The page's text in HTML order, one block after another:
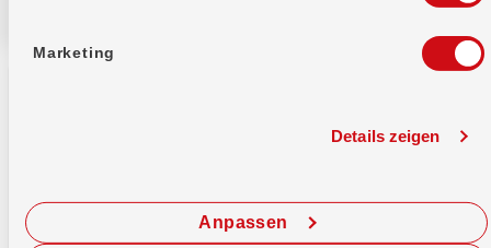
Marketing
Details zeigen
Anpassen
Auberg 1
4002 Basel